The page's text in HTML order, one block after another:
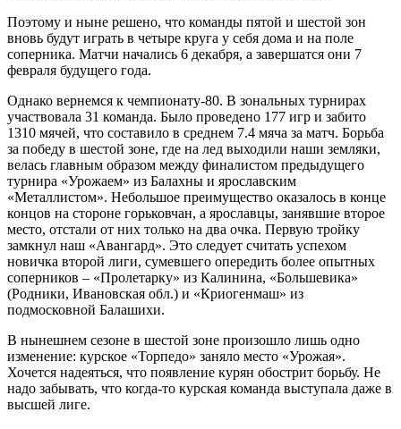
Поэтому и ныне решено, что команды пятой и шестой зон
вновь будут играть в четыре круга у себя дома и на поле
соперника. Матчи начались 6 декабря, а завeршатся они 7
февраля будущего года.
Однако вернемся к чемпионату-80. В зональных турнирах
участвовала 31 команда. Было проведено 177 игр и забито
1310 мячей, что составило в среднем 7.4 мяча за матч. Борьба
за победу в шестой зоне, где на лед выходили наши земляки,
велась главным образом между финалистом предыдущего
турнира «Урожаем» из Балахны и ярославским
«Металлистом». Небольшое преимущество оказалось в конце
концов на стороне горьковчан, а ярославцы, занявшие второе
место, отстали от них только на два очка. Первую тройку
замкнул наш «Авангард». Это следует считать успехом
новичка второй лиги, сумевшего опередить более опытных
соперников – «Пролетарку» из Калинина, «Большевика»
(Родники, Ивановская обл.) и «Криогенмаш» из
подмосковной Балашихи.
В нынешнем сезоне в шестой зоне произошло лишь одно
изменение: курское «Торпедо» заняло место «Урожая».
Хочется надеяться, что появление курян обострит борьбу. Не
надо забывать, что когда-то курская команда выступала даже в
высшей лиге.